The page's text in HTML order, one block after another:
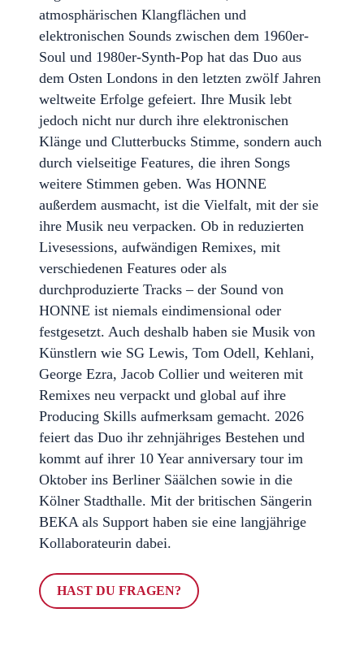
atmosphärischen Klangflächen und
elektronischen Sounds zwischen dem 1960er-
Soul und 1980er-Synth-Pop hat das Duo aus
dem Osten Londons in den letzten zwölf Jahren
weltweite Erfolge gefeiert. Ihre Musik lebt
jedoch nicht nur durch ihre elektronischen
Klänge und Clutterbucks Stimme, sondern auch
durch vielseitige Features, die ihren Songs
weitere Stimmen geben. Was HONNE
außerdem ausmacht, ist die Vielfalt, mit der sie
ihre Musik neu verpacken. Ob in reduzierten
Livesessions, aufwändigen Remixes, mit
verschiedenen Features oder als
durchproduzierte Tracks – der Sound von
HONNE ist niemals eindimensional oder
festgesetzt. Auch deshalb haben sie Musik von
Künstlern wie SG Lewis, Tom Odell, Kehlani,
George Ezra, Jacob Collier und weiteren mit
Remixes neu verpackt und global auf ihre
Producing Skills aufmerksam gemacht. 2026
feiert das Duo ihr zehnjähriges Bestehen und
kommt auf ihrer 10 Year anniversary tour im
Oktober ins Berliner Säälchen sowie in die
Kölner Stadthalle. Mit der britischen Sängerin
BEKA als Support haben sie eine langjährige
Kollaborateurin dabei.
HAST DU FRAGEN?